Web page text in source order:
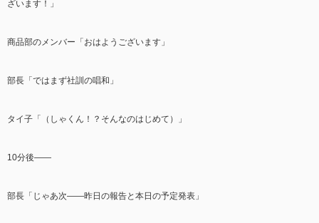
ざいます！」
商品部のメンバー「おはようございます」
部長「ではまず社訓の唱和」
タイ子「（しゃくん！？そんなのはじめて）」
10分後――
部長「じゃあ次――昨日の報告と本日の予定発表」